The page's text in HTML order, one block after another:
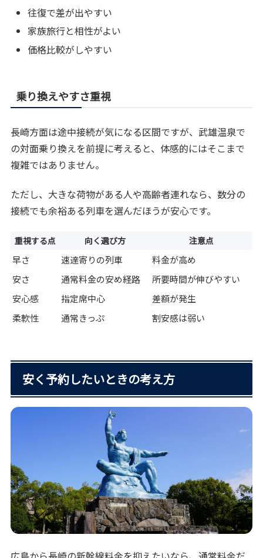
往復で差が出やすい
家族旅行と相性がよい
価格比較がしやすい
乗り換えやすさ重視
長崎方面は途中接続が気になる区間ですが、武雄温泉で
の対面乗り換えを前提に考えると、体感的にはそこまで
複雑ではありません。
ただし、大きな荷物がある人や高齢者連れなら、数分の
接続でも余裕ある列車を選んだほうが安心です。
重視する点 向く選び方 注意点
早さ 速達寄りの列車
料金が高め
安さ
通常料金の安め経路
所要時間が伸びやすい
安心感
指定席中心
差額が発生
柔軟性
通常きっぷ 割安感は弱い
安く予約したいときの考え方